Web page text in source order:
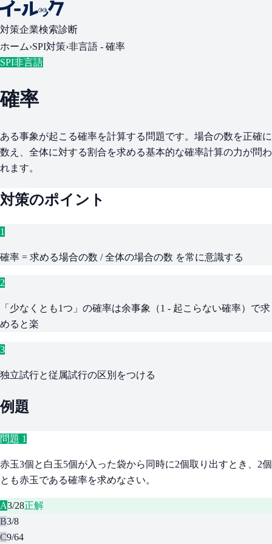
対策企業検索診断
ホーム›SPI対策›非言語 - 確率
SPI非言語
確率
ある事象が起こる確率を計算する問題です。場合の数を正確に
数え、全体に対する割合を求める基本的な確率計算の力が問わ
れます。
対策のポイント
1
確率 = 求める場合の数 / 全体の場合の数 を常に意識する
2
「少なくとも1つ」の確率は余事象（1 - 起こらない確率）で求
めると楽
3
独立試行と従属試行の区別をつける
例題
問題 1
赤玉3個と白玉5個が入った袋から同時に2個取り出すとき、2個
とも赤玉である確率を求めなさい。
A3/28正解
B3/8
C9/64